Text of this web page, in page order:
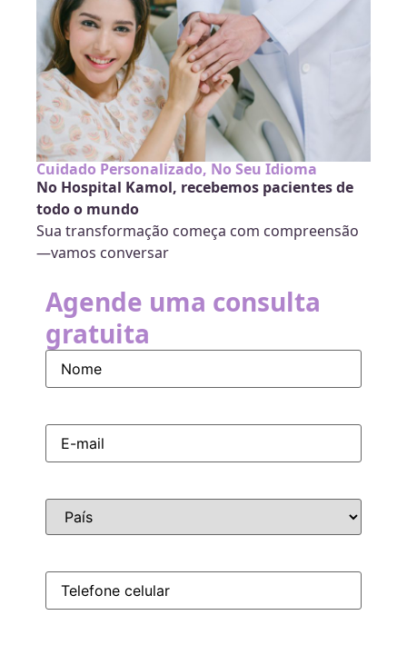
Cuidado Personalizado, No Seu Idioma
No Hospital Kamol, recebemos pacientes de
todo o mundo
Sua transformação começa com compreensão
—vamos conversar
Agende uma consulta
gratuita